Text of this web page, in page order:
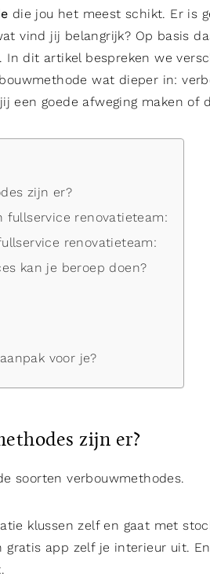
die jou het meest schikt. Er is
vind jij belangrijk? Op basis
In dit artikel bespreken we
wat dieper in:
een goede afweging maken of
zijn er?
fullservice renovatieteam:
renovatieteam:
kan je beroep doen?
voor je?
zijn er?
soorten verbouwmethodes.
klussen zelf en gaat met
gratis app zelf je interieur uit.